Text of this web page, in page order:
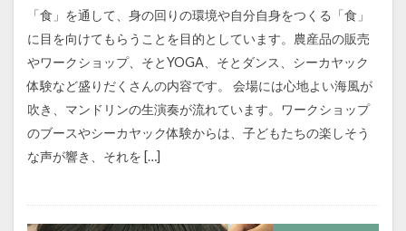
「食」を通して、身の回りの環境や自分自身をつくる「食」
に目を向けてもらうことを目的としています。農産品の販売
やワークショップ、そとYOGA、そとダンス、シーカヤック
体験など盛りだくさんの内容です。 会場には心地よい海風が
吹き、マンドリンの生演奏が流れています。ワークショップ
のブースやシーカヤック体験からは、子どもたちの楽しそう
な声が響き、それを […]